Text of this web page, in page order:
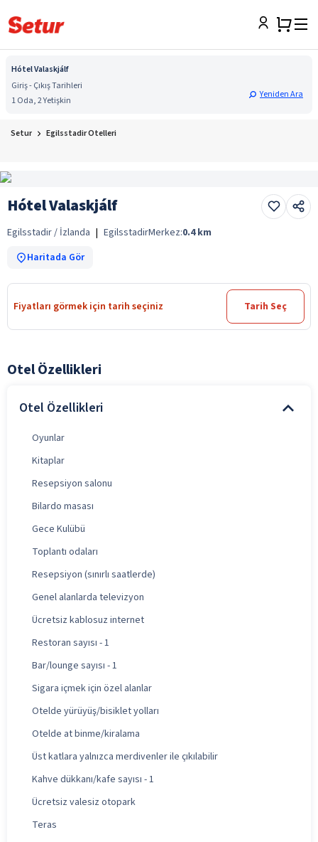
Hótel Valaskjálf
Giriş - Çıkış Tarihleri
1 Oda, 2 Yetişkin
Yeniden Ara
Setur Egilsstadir Otelleri
Hótel Valaskjálf
Egilsstadir / İzlanda | EgilsstadirMerkez:0.4 km
Haritada Gör
Fiyatları görmek için tarih seçiniz Tarih Seç
Otel Özellikleri
Otel Özellikleri
Oyunlar
Kitaplar
Resepsiyon salonu
Bilardo masası
Gece Kulübü
Toplantı odaları
Resepsiyon (sınırlı saatlerde)
Genel alanlarda televizyon
Ücretsiz kablosuz internet
Restoran sayısı - 1
Bar/lounge sayısı - 1
Sigara içmek için özel alanlar
Otelde yürüyüş/bisiklet yolları
Otelde at binme/kiralama
Üst katlara yalnızca merdivenler ile çıkılabilir
Kahve dükkanı/kafe sayısı - 1
Ücretsiz valesiz otopark
Teras